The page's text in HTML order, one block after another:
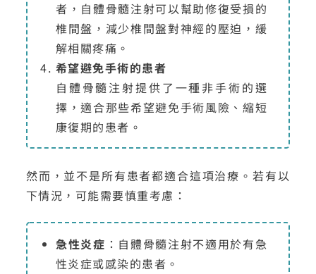
者，自體骨髓注射可以幫助修復受損的
椎間盤，減少椎間盤對神經的壓迫，緩
解相關疼痛。
希望避免手術的患者
自體骨髓注射提供了一種非手術的選
擇，適合那些希望避免手術風險、縮短
康復期的患者。
然而，並不是所有患者都適合這項治療。若有以
下情況，可能需要慎重考慮：
急性炎症 ：自體骨髓注射不適用於有急
性炎症或感染的患者。